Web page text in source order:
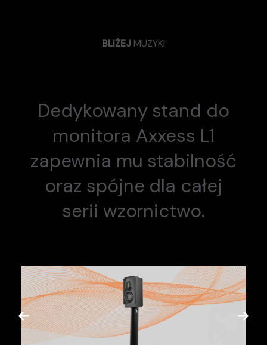
BLIŻEJ MUZYKI
Dedykowany stand do
monitora Axxess L1
zapewnia mu stabilność
oraz spójne dla całej
serii wzornictwo.